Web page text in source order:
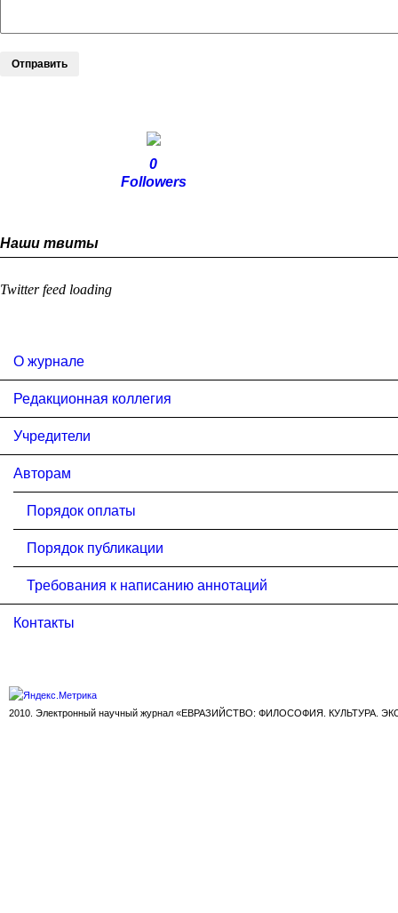
Отправить
0
Followers
Наши твиты
Twitter feed loading
О журнале
Редакционная коллегия
Учредители
Авторам
Порядок оплаты
Порядок публикации
Требования к написанию аннотаций
Контакты
2010. Электронный научный журнал «ЕВРАЗИЙСТВО: ФИЛОСОФИЯ. КУЛЬТУРА.